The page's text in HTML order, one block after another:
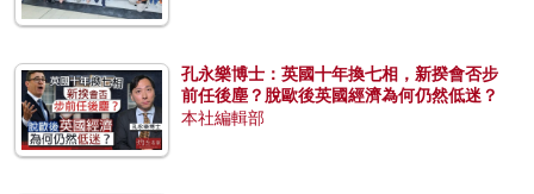
孔永樂博士：英國十年換七相，新揆會否步
前任後塵？脫歐後英國經濟為何仍然低迷？
本社編輯部